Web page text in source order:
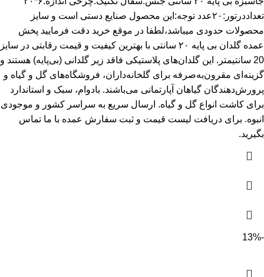
تعداددرتور:۲۰عدد توجه:این محصول صنایع دستی است و سایز
محصولات حدودی میباشد،لطفا در موقع خرید دقت فرمایید پخش
عمده گلدان بی پایه ۲۰ سانتی با بهترین کیفیت و قیمت رقابتی در سایز
20 سانتیمتر. این گلدان‌های پلاستیکی فاقد زیر گلدانی (بی‌پایه) هستند و
گزینه‌ای مقرون‌به‌صرفه برای گلخانه‌داران، فروشگاه‌های گل و گیاه و
پرورش‌دهندگان گیاهان آپارتمانی می‌باشند. بادوام، سبک و استاندارد
برای کاشت انواع گل و گیاه. ارسال سریع به سراسر کشور و موجودی
انبوه. برای دریافت لیست قیمت و ثبت سفارش عمده با ما تماس
بگیرید.
-13%